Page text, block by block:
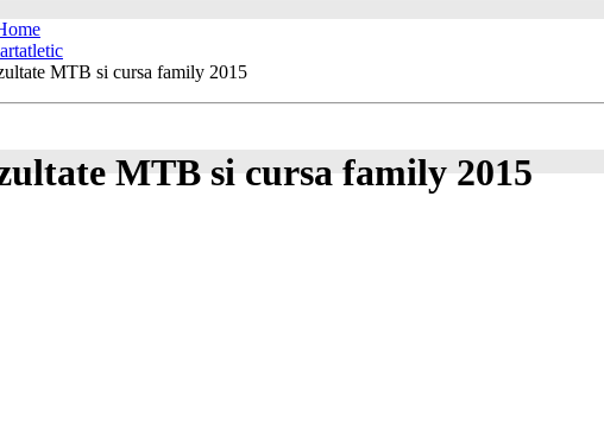
MTB si cursa family 2015
MTB si cursa family 2015